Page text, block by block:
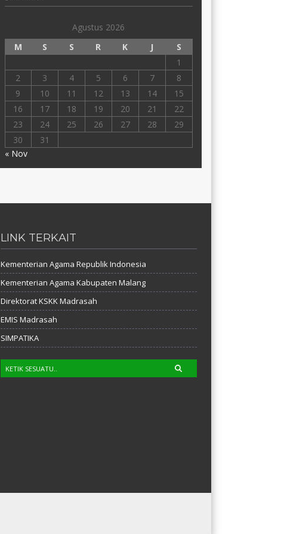
Agustus 2026
M
S S R K J
S
1
2
3 4 5 6 7
8
9
10 11 12 13 14
15
16
17 18 19 20 21
22
23
24 25 26 27 28
29
30
31
« Nov
LINK TERKAIT
Kementerian Agama Republik Indonesia
Kementerian Agama Kabupaten Malang
Direktorat KSKK Madrasah
EMIS Madrasah
SIMPATIKA